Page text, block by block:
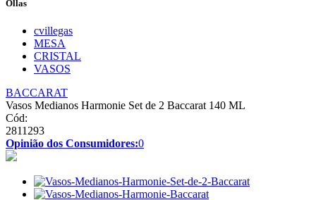
Ollas
cvillegas
MESA
CRISTAL
VASOS
BACCARAT
Vasos Medianos Harmonie Set de 2 Baccarat 140 ML
Cód:
2811293
Opinião dos Consumidores:0